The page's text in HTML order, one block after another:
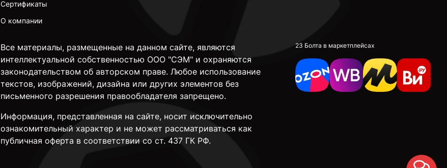
Сертификаты
О компании
Все материалы, размещенные на данном сайте, являются
интеллектуальной собственностью ООО "СЭМ" и охраняются
законодательством об авторском праве. Любое использование
текстов, изображений, дизайна или других элементов без
письменного разрешения правообладателя запрещено.
Информация, представленная на сайте, носит исключительно
ознакомительный характер и не может рассматриваться как
публичная оферта в соответствии со ст. 437 ГК РФ.
23 Болта в маркетплейсах